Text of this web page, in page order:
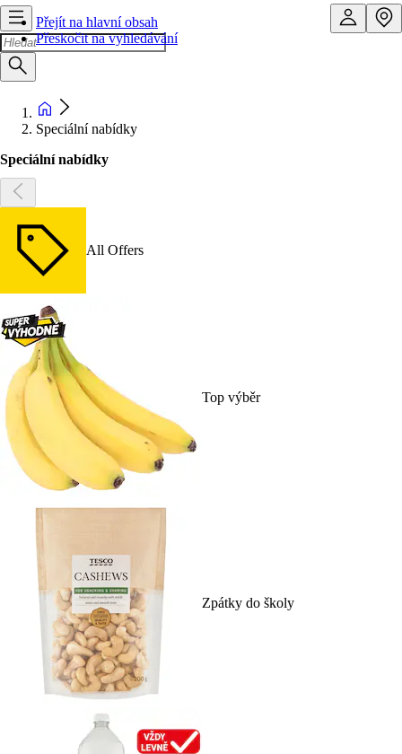
Přejít na hlavní obsah
Přeskočit na vyhledávání
Speciální nabídky
Speciální nabídky
All Offers
Top výběr
Zpátky do školy